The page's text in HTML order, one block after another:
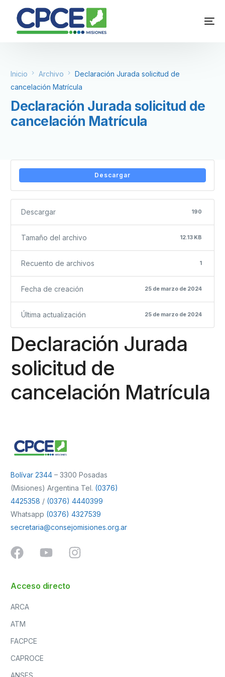
Inicio Archivo
Declaración Jurada solicitud de
cancelación Matrícula
Declaración Jurada solicitud de
cancelación Matrícula
Descargar
Descargar 190
Tamaño del archivo 12.13 KB
Recuento de archivos 1
Fecha de creación 25 de marzo de 2024
Última actualización 25 de marzo de 2024
Declaración Jurada
solicitud de
cancelación Matrícula
Bolívar 2344 – 3300 Posadas
(Misiones) Argentina Tel. (0376)
4425358 / (0376) 4440399
Whatsapp (0376) 4327539
secretaria@consejomisiones.org.ar
Acceso directo
ARCA
ATM
FACPCE
CAPROCE
ANSES